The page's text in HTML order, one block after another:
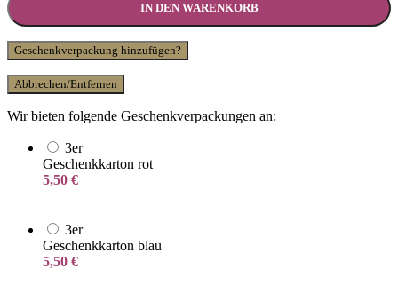
IN DEN WARENKORB
Geschenkverpackung hinzufügen?
Abbrechen/Entfernen
Wir bieten folgende Geschenkverpackungen an:
3er
Geschenkkarton rot
5,50 €
3er
Geschenkkarton blau
5,50 €